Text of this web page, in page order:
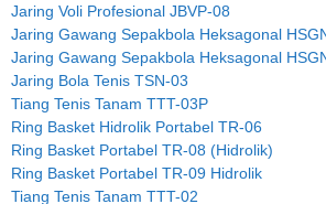
Jaring Voli Profesional JBVP-08
Jaring Gawang Sepakbola Heksagonal
Jaring Gawang Sepakbola Heksagonal
Jaring Bola Tenis TSN-03
Tiang Tenis Tanam TTT-03P
Ring Basket Hidrolik Portabel TR-06
Ring Basket Portabel TR-08 (Hidrolik)
Ring Basket Portabel TR-09 Hidrolik
Tiang Tenis Tanam TTT-02